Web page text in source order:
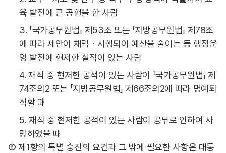
육 발전에 큰 공헌을 한 사람
3. 「국가공무원법」 제53조 또는 「지방공무원법」 제78조
에 따라 제안이 채택ㆍ시행되어 예산을 줄이는 등 행정운
영 발전에 현저한 실적이 있는 사람
4. 재직 중 현저한 공적이 있는 사람이 「국가공무원법」 제
74조의2 또는 「지방공무원법」 제66조의2에 따라 명예퇴
직할 때
5. 재직 중 현저한 공적이 있는 사람이 공무로 인하여 사
망하였을 때
② 제1항의 특별 승진의 요건과 그 밖에 필요한 사항은 대통